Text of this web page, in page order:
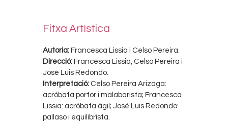
Fitxa Artística
Autoria: Francesca Lissia i Celso Pereira.
Direcció: Francesca Lissia, Celso Pereira i
José Luis Redondo.
Interpretació: Celso Pereira Arizaga:
acròbata portor i malabarista; Francesca
Lissia: acròbata àgil; José Luis Redondo:
pallaso i equilibrista.